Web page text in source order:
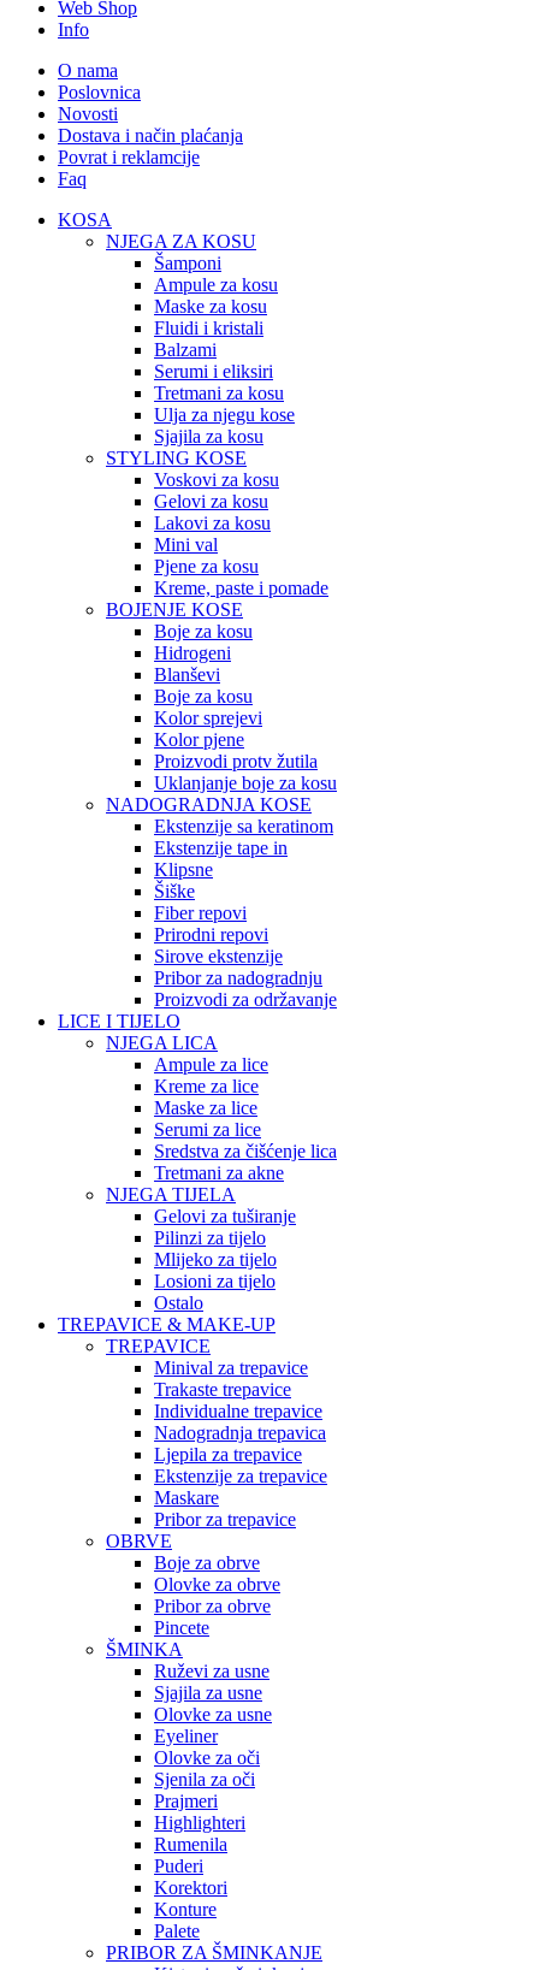
Web Shop
Info
O nama
Poslovnica
Novosti
Dostava i način plaćanja
Povrat i reklamcije
Faq
KOSA
NJEGA ZA KOSU
Šamponi
Ampule za kosu
Maske za kosu
Fluidi i kristali
Balzami
Serumi i eliksiri
Tretmani za kosu
Ulja za njegu kose
Sjajila za kosu
STYLING KOSE
Voskovi za kosu
Gelovi za kosu
Lakovi za kosu
Mini val
Pjene za kosu
Kreme, paste i pomade
BOJENJE KOSE
Boje za kosu
Hidrogeni
Blanševi
Boje za kosu
Kolor sprejevi
Kolor pjene
Proizvodi protv žutila
Uklanjanje boje za kosu
NADOGRADNJA KOSE
Ekstenzije sa keratinom
Ekstenzije tape in
Klipsne
Šiške
Fiber repovi
Prirodni repovi
Sirove ekstenzije
Pribor za nadogradnju
Proizvodi za održavanje
LICE I TIJELO
NJEGA LICA
Ampule za lice
Kreme za lice
Maske za lice
Serumi za lice
Sredstva za čišćenje lica
Tretmani za akne
NJEGA TIJELA
Gelovi za tuširanje
Pilinzi za tijelo
Mlijeko za tijelo
Losioni za tijelo
Ostalo
TREPAVICE & MAKE-UP
TREPAVICE
Minival za trepavice
Trakaste trepavice
Individualne trepavice
Nadogradnja trepavica
Ljepila za trepavice
Ekstenzije za trepavice
Maskare
Pribor za trepavice
OBRVE
Boje za obrve
Olovke za obrve
Pribor za obrve
Pincete
ŠMINKA
Ruževi za usne
Sjajila za usne
Olovke za usne
Eyeliner
Olovke za oči
Sjenila za oči
Prajmeri
Highlighteri
Rumenila
Puderi
Korektori
Konture
Palete
PRIBOR ZA ŠMINKANJE